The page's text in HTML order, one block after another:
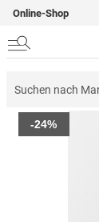
Online-Shop
Zum
Ende
-24%